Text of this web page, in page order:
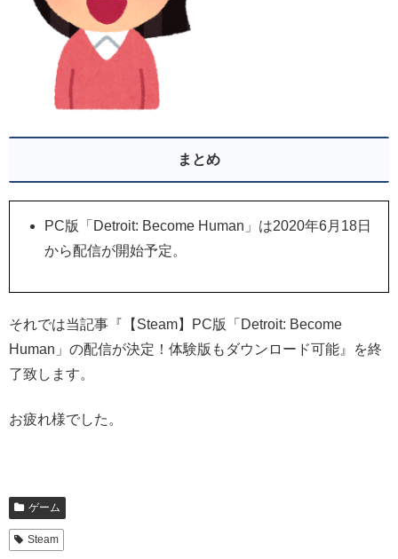
まとめ
PC版「Detroit: Become Human」は2020年6月18日
から配信が開始予定。
それでは当記事『【Steam】PC版「Detroit: Become
Human」の配信が決定！体験版もダウンロード可能』を終
了致します。
お疲れ様でした。
ゲーム
Steam